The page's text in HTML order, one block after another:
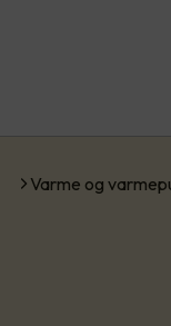
Varme og